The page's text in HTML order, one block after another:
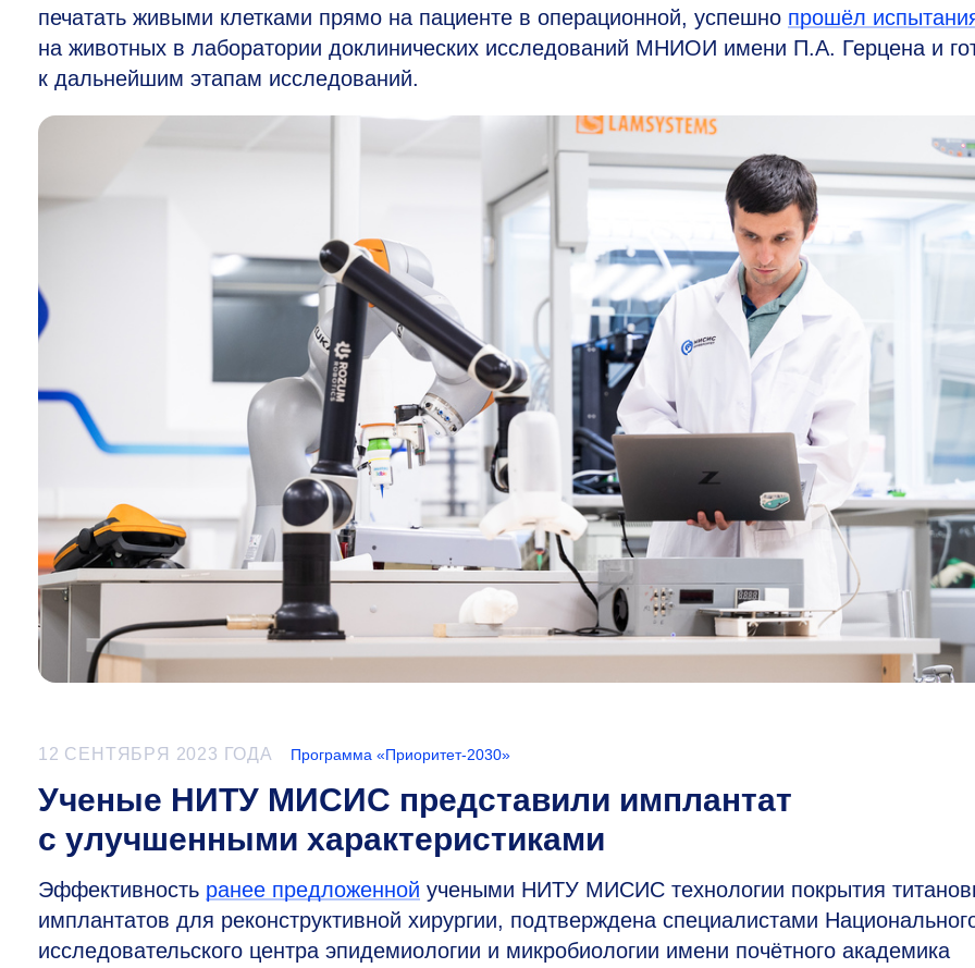
печатать живыми клетками прямо на пациенте в операционной, успешно прошёл
на животных в лаборатории доклинических исследований МНИОИ имени П.А. Герцена и
к дальнейшим этапам исследований.
12 СЕНТЯБРЯ 2023 ГОДА Программа «Приоритет-2030»
Ученые НИТУ МИСИС представили имплантат
с улучшенными характеристиками
Эффективность ранее предложенной учеными НИТУ МИСИС технологии покрытия
имплантатов для реконструктивной хирургии, подтверждена специалистами
исследовательского центра эпидемиологии и микробиологии имени почётного академика